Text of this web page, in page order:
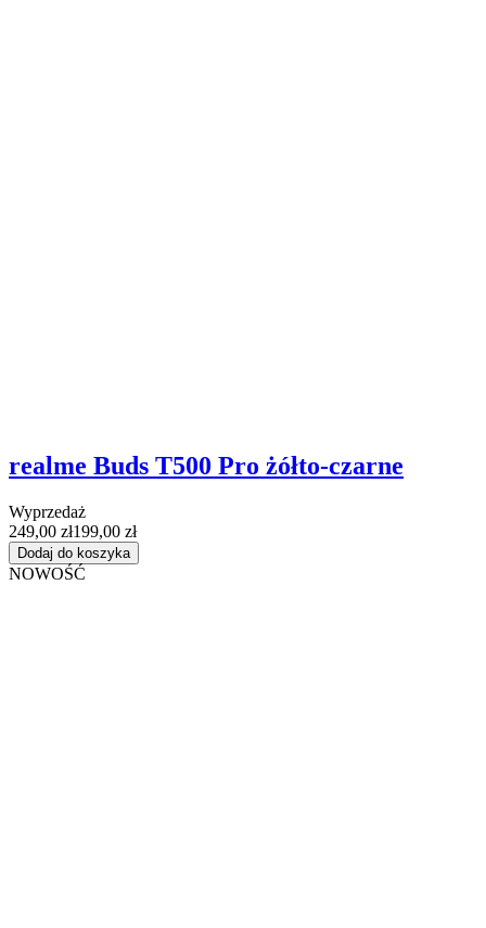
realme Buds T500 Pro żółto-czarne
Wyprzedaż
249,00 zł199,00 zł
Dodaj do koszyka
NOWOŚĆ